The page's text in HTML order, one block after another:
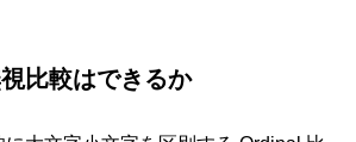
比較はできるか